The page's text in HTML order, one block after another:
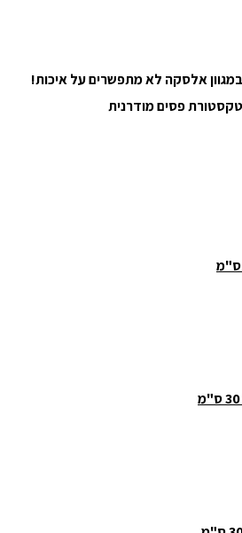
אלסקה לא מתפשרים על איכות!